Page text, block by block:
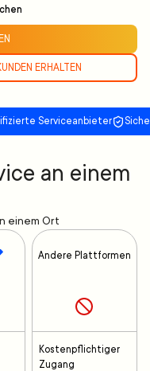
ERHALTEN
Serviceanbieter
an einem
einem Ort
Andere Plattformen
Kostenpflichtiger
Zugang